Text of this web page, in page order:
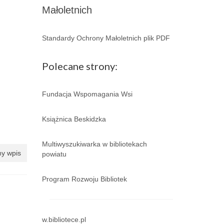
wpis
Małoletnich
Standardy Ochrony Małoletnich plik PDF
Polecane strony:
Fundacja Wspomagania Wsi
Książnica Beskidzka
Multiwyszukiwarka w bibliotekach
powiatu
Program Rozwoju Bibliotek
w.bibliotece.pl